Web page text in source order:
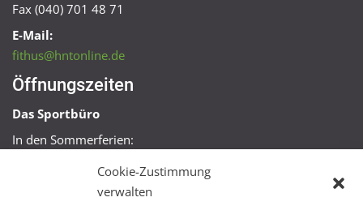
Cookie-Zustimmung
verwalten
Fax (040) 701 48 71
E-Mail:
fithus@hntonline.de
Öffnungszeiten
Das Sportbüro
In den Sommerferien:
Mo + Mi 16:00 – 18:00 Uhr